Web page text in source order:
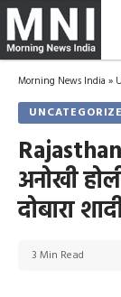
Morning News India »
अनोखी
दोबारा
3 Min Read